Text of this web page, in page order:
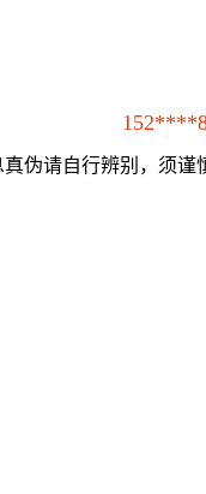
伪请自行辨别，须谨